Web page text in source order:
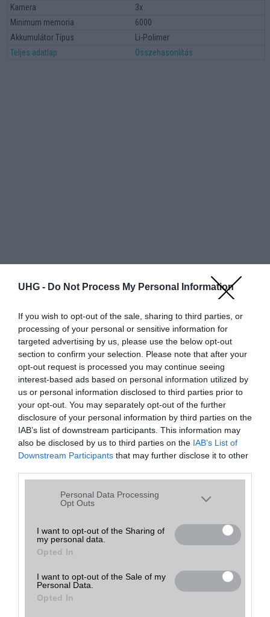
UHG - Do Not Process My Personal Information
If you wish to opt-out of the sale, sharing to third parties, or
processing of your personal or sensitive information for
targeted advertising by us, please use the below opt-out
section to confirm your selection. Please note that after your
opt-out request is processed you may continue seeing
interest-based ads based on personal information utilized by
us or personal information disclosed to third parties prior to
your opt-out. You may separately opt-out of the further
disclosure of your personal information by third parties on the
IAB’s list of downstream participants. This information may
also be disclosed by us to third parties on the IAB’s List of
Downstream Participants that may further disclose it to other
Please note that this website/app uses one or more Google
services and may gather and store information including but
grant or deny consent to Google and its third-party tags to
use your data for below specified purposes in below Google
consent section.
Personal Data Processing
Opt Outs
I want to opt-out of the Sharing of
my personal data.
Opted In
I want to opt-out of the Sale of my
Personal Data.
Opted In
Kamera
3x
Minimum memoria
6000
Akkumulátor Típus
Li-Polimer
Teljes adatlap
Összehasonlítás
k
További ajánlatok
Nelly GSM
Budapest
részlete
k
haszná
lt
30 000
Ft
(ne. 30
000)
Tovább a
bolthoz
GSMZóna Lehel
Csarnok
Budapest
részlete
k
haszná
lt
feket
e
36 990
Ft
(ne. 36
990)
Tovább a
bolthoz
k
lt
e
40 000
Yesti GSM
Budapest
részlete
40 000
Ft
Tovább a